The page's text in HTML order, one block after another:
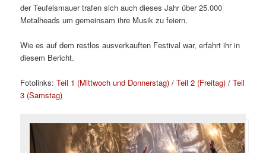
der Teufelsmauer trafen sich auch dieses Jahr über 25.000
Metalheads um gemeinsam ihre Musik zu feiern.
Wie es auf dem restlos ausverkauften Festival war, erfahrt ihr in
diesem Bericht.
Fotolinks:Teil 1 (Mittwoch und Donnerstag) /Teil 2 (Freitag) /Teil
3 (Samstag)